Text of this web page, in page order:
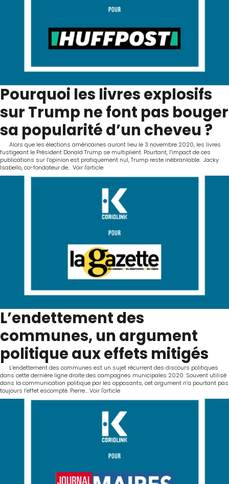
Pourquoi les livres explosifs
sur Trump ne font pas bouger
sa popularité d’un cheveu ?
Alors que les élections américaines auront lieu le 3 novembre 2020, les livres
fustigeant le Président Donald Trump se multiplient. Pourtant, l’impact de ces
publications sur l’opinion est pratiquement nul, Trump reste inébranlable. Jacky
Isabello, co-fondateur de...Voir l'article
L’endettement des
communes, un argument
politique aux effets mitigés
L’endettement des communes est un sujet récurrent des discours politiques
dans cette dernière ligne droite des campagnes municipales 2020. Souvent utilisé
dans la communication politique par les opposants, cet argument n’a pourtant pas
toujours l’effet escompté. Pierre...Voir l'article